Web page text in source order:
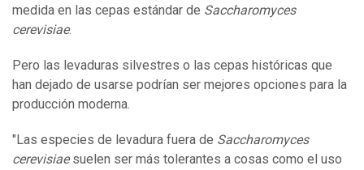
medida en las cepas estándar de Saccharomyces
cerevisiae.
Pero las levaduras silvestres o las cepas históricas que
han dejado de usarse podrían ser mejores opciones para la
producción moderna.
"Las especies de levadura fuera de Saccharomyces
cerevisiaesuelen ser más tolerantes a cosas como el uso